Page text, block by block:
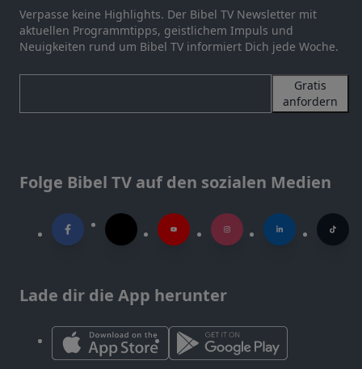
Verpasse keine Highlights. Der Bibel TV Newsletter mit
aktuellen Programmtipps, geistlichem Impuls und
Neuigkeiten rund um Bibel TV informiert Dich jede Woche.
Gratis
anfordern
Folge Bibel TV auf den sozialen Medien
Lade dir die App herunter